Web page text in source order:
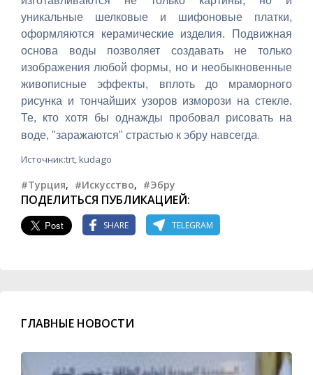
уникальные шелковые и шифоновые платки,
оформляются керамические изделия. Подвижная
основа воды позволяет создавать не только
изображения любой формы, но и необыкновенные
живописные эффекты, вплоть до мраморного
рисунка и тончайших узоров изморози на стекле.
Те, кто хотя бы однажды пробовал рисовать на
воде, "заражаются" страстью к эбру навсегда.
Источник:trt, kudago
#Турция, #Искусство, #Эбру
ПОДЕЛИТЬСЯ ПУБЛИКАЦИЕЙ:
SHARE TELEGRAM
ГЛАВНЫЕ НОВОСТИ